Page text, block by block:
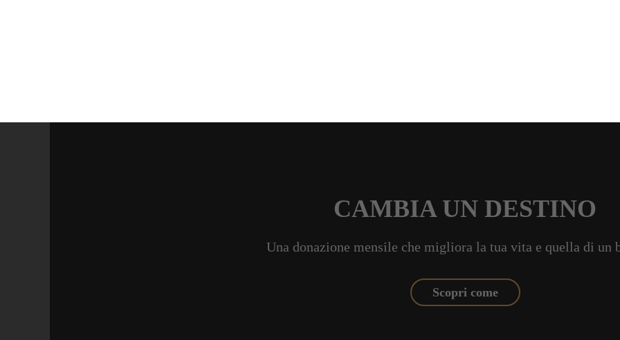
CAMBIA UN DESTINO
Una donazione mensile che migliora la tua vita e quella di un
Scopri come